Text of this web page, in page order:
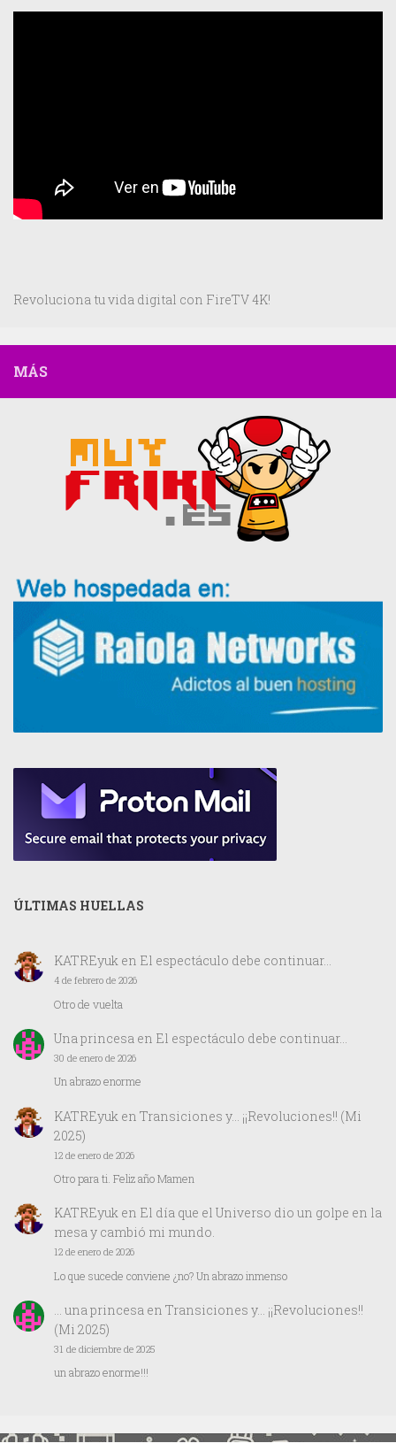
Revoluciona tu vida digital con FireTV 4K!
MÁS
ÚLTIMAS HUELLAS
KATREyuken El espectáculo debe continuar…
4 de febrero de 2026
Otro de vuelta
Una princesaen El espectáculo debe continuar…
30 de enero de 2026
Un abrazo enorme
KATREyuk en Transiciones y… ¡¡Revoluciones!! (Mi
2025)
12 de enero de 2026
Otro para ti. Feliz año Mamen
KATREyuken El día que el Universo dio un golpe en la
mesa y cambió mi mundo.
12 de enero de 2026
Lo que sucede conviene ¿no? Un abrazo inmenso
… una princesaen Transiciones y… ¡¡Revoluciones!!
(Mi 2025)
31 de diciembre de 2025
un abrazo enorme!!!